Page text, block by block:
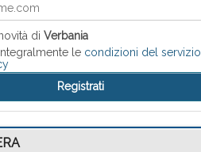
diVerbania
le condizioni del servizio